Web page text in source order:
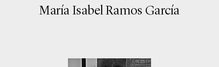
María Isabel Ramos García